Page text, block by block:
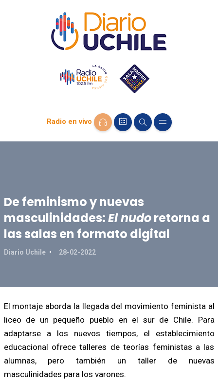
Radio en vivo
De feminismo y nuevas
masculinidades:El nudoretorna a
las salas en formato digital
Diario Uchile 28-02-2022
El montaje aborda la llegada del movimiento feminista al
liceo de un pequeño pueblo en el sur de Chile. Para
adaptarse a los nuevos tiempos, el establecimiento
educacional ofrece talleres de teorías feministas a las
alumnas, pero también un taller de nuevas
masculinidades para los varones.